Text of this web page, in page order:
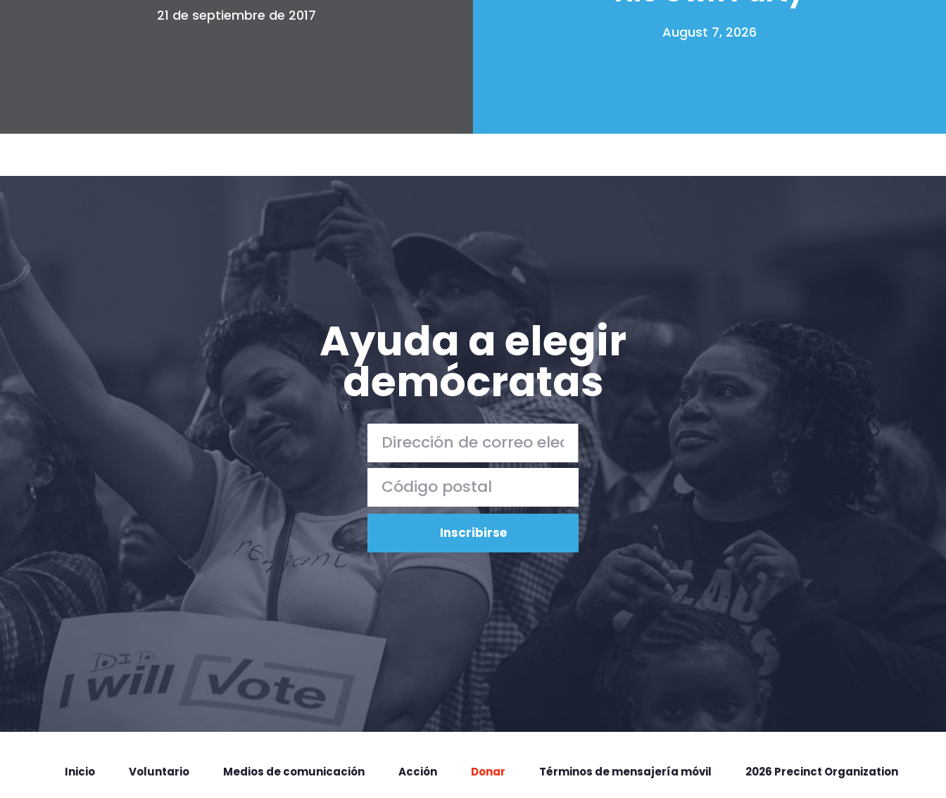
Take Back the Courts
Trabaja con nosotros
Pulse
Donar
21 de septiembre de 2017
August 7, 2026
Ayuda a elegir
demócratas
Inicio Voluntario Medios de comunicación Acción Donar Términos de mensajería móvil 2026 Precinct Organization